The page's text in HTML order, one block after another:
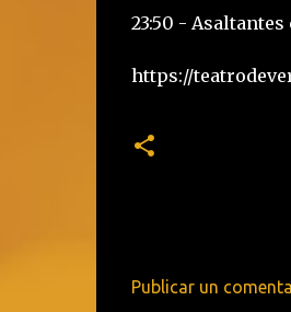
23:50 -
https://
Publicar un